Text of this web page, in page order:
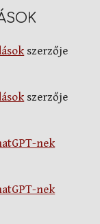
szerzője
szerzője
nek
nek